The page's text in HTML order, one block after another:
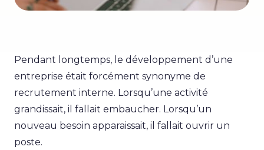
Pendant longtemps, le développement d’une
entreprise était forcément synonyme de
recrutement interne. Lorsqu’une activité
grandissait, il fallait embaucher. Lorsqu’un
nouveau besoin apparaissait, il fallait ouvrir un
poste.